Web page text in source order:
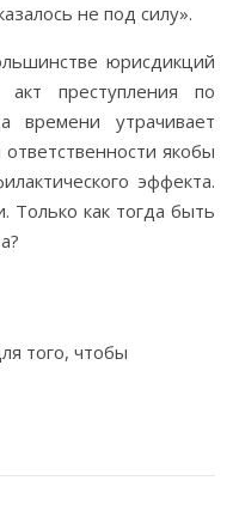
не под силу».
юрисдикций
преступления по
времени утрачивает
якобы
эффекта.
Только как тогда быть
того, чтобы